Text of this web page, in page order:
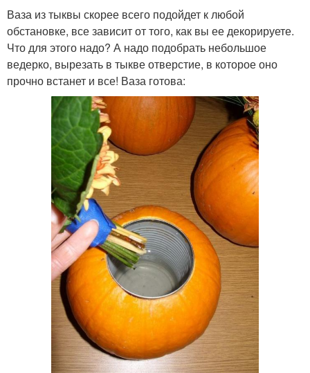
Ваза из тыквы скорее всего подойдет к любой
обстановке, все зависит от того, как вы ее декорируете.
Что для этого надо? А надо подобрать небольшое
ведерко, вырезать в тыкве отверстие, в которое оно
прочно встанет и все! Ваза готова: